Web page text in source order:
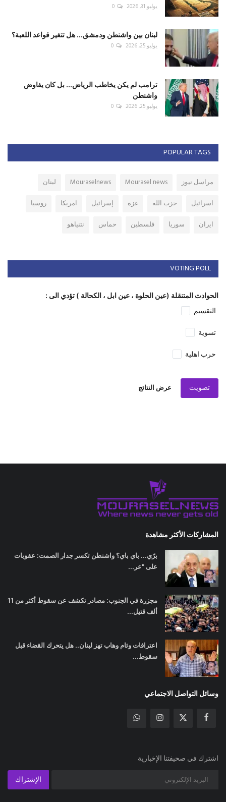
يوليو 31, 2026 0
لبنان بين واشنطن ودمشق... هل تتغير قواعد اللعبة؟
يوليو 25, 2026 0
ترامب لم يكن يخاطب الرياض... بل كان يفاوض
واشنطن
يوليو 25, 2026 0
POPULAR TAGS
مراسل نيوز Mourasel news
Mouraselnews
لبنان
اسرائيل
حزب الله غزة إسرائيل امريكا
روسيا
ايران
سوريا فلسطين حماس نتنياهو
VOTING POLL
الحوادث المتنقلة (عين الحلوة ، عين ابل ، الكحالة ) تؤدي الى :
التقسيم
تسوية
حرب اهلية
تصويت عرض النتائج
المشاركات الأكثر مشاهدة
برّي... باي باي؟ واشنطن تكسر جدار الصمت: عقوبات
على "عر...
مجزرة في الجنوب: مصادر تكشف عن سقوط أكثر من 11
ألف قتيل...
اعترافات وئام وهاب تهز لبنان.. هل يتحرك القضاء قبل
سقوط...
وسائل التواصل الاجتماعي
اشترك في صحيفتنا الإخبارية
الإشتراك